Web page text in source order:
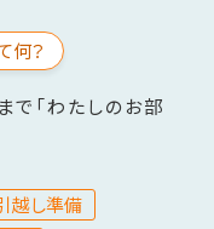
何？
で「わたしのお部
越し準備